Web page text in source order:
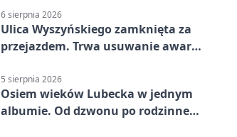
6 sierpnia 2026
Ulica Wyszyńskiego zamknięta za
przejazdem. Trwa usuwanie awarii
5 sierpnia 2026
Osiem wieków Lubecka w jednym
albumie. Od dzwonu po rodzinne